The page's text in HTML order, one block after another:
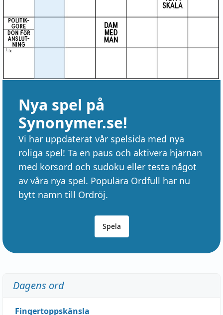
Nya spel på
Synonymer.se!
Vi har uppdaterat vår spelsida med nya
roliga spel! Ta en paus och aktivera hjärnan
med korsord och sudoku eller testa något
av våra nya spel. Populära Ordfull har nu
bytt namn till Ordröj.
Spela
Dagens ord
Fingertoppskänsla